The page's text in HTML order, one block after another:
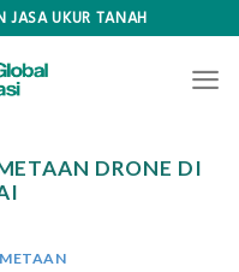
JASA UKUR TANAH
DRONE DI